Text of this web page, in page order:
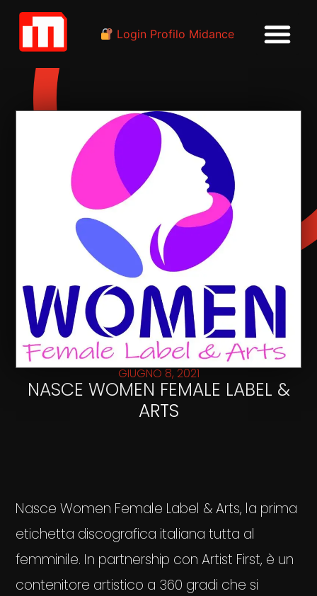
Login Profilo Midance
GIUGNO 8, 2021
NASCE WOMEN FEMALE LABEL &
ARTS
Nasce Women Female Label & Arts, la prima
etichetta discografica italiana tutta al
femminile. In partnership con Artist First, è un
contenitore artistico a 360 gradi che si